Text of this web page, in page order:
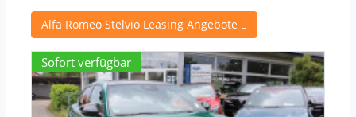
Alfa Romeo Stelvio Leasing Angebote
Sofort verfügbar